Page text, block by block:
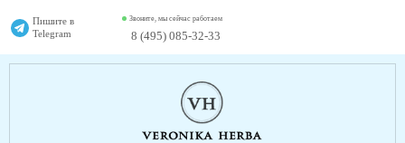
Пишите в
Telegram
Звоните, мы сейчас работаем
8 (495) 085-32-33